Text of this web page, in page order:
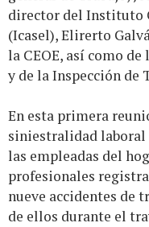
director del Instituto
(Icasel), Elirerto
la CEOE, así como
y de la Inspección de
En esta primera
siniestralidad laboral
las empleadas del
profesionales
nueve accidentes de
de ellos durante el